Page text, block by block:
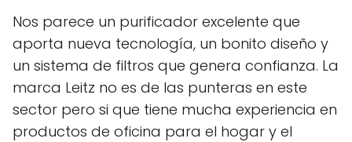
Nos parece un purificador excelente que
aporta nueva tecnología, un bonito diseño y
un sistema de filtros que genera confianza. La
marca Leitz no es de las punteras en este
sector pero si que tiene mucha experiencia en
productos de oficina para el hogar y el